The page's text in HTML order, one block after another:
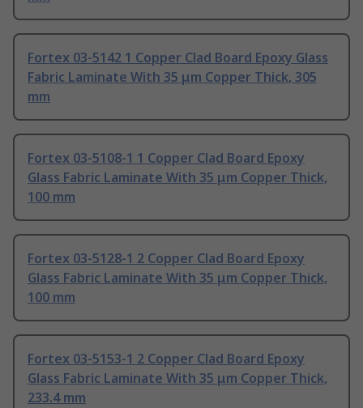
Fortex 03-5142 1 Copper Clad Board Epoxy Glass
Fabric Laminate With 35 μm Copper Thick, 305
mm
Fortex 03-5108-1 1 Copper Clad Board Epoxy
Glass Fabric Laminate With 35 μm Copper Thick,
100 mm
Fortex 03-5128-1 2 Copper Clad Board Epoxy
Glass Fabric Laminate With 35 μm Copper Thick,
100 mm
Fortex 03-5153-1 2 Copper Clad Board Epoxy
Glass Fabric Laminate With 35 μm Copper Thick,
233.4 mm